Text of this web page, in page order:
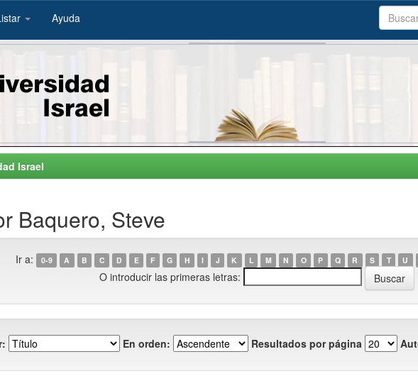
Ayuda
Israel
Baquero, Steve
Ir a: 0-9 A B C D E F G H I J K L M N O P Q R S T U
O introducir las primeras letras:
En orden: Resultados por página